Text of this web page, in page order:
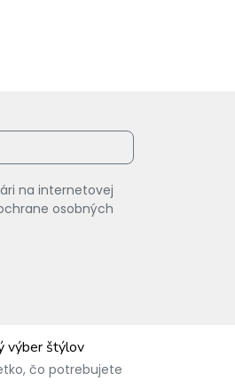
na internetovej
osobných
výber štýlov
čo potrebujete